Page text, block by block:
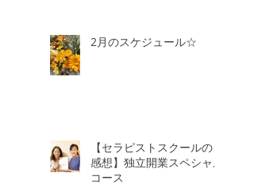
2月のスケジュール☆
【セラピストスクールのご
感想】独立開業スペシャル
コース